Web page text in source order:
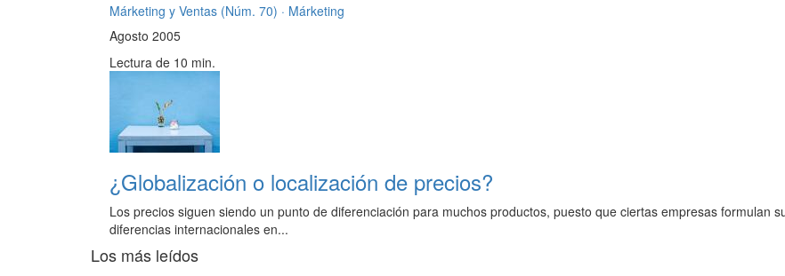
Márketing y Ventas (Núm. 70) · Márketing
Agosto 2005
Lectura de 10 min.
¿Globalización o localización de precios?
Los precios siguen siendo un punto de diferenciación para muchos productos, puesto que ciertas empresas formulan
diferencias internacionales en...
Los más leídos